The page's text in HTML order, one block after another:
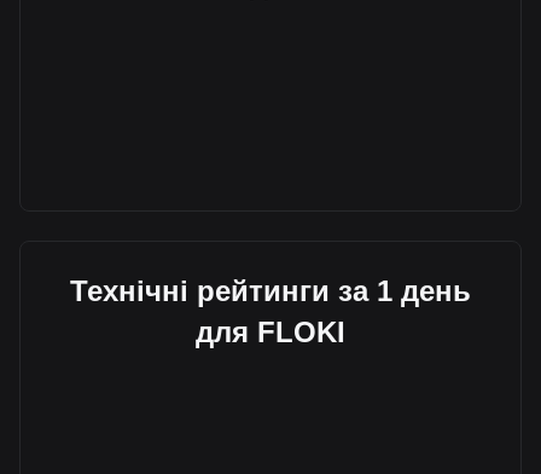
Технічні рейтинги за 1 день
для FLOKI